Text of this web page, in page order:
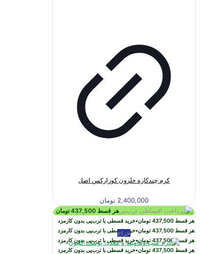
کرم چندکاره حلزون کوزارکس اصل
2,400,000 تومان
هر قسط437,500 تومان
هر قسط 437,500 تومان•خرید قسطی با ترب‌پی بدون کارمزد
هر قسط 437,500 تومان•خرید قسطی با ترب‌پی بدون کارمزد
هر قسط437,500 تومان•خرید قسطی با ترب‌پی بدون کارمزد
هر قسط 437,500 تومان•خرید قسطی با ترب‌پی بدون کارمزد
حراج